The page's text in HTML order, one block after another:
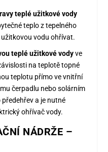
teplé užitkové vody
teplo z tepelného
vodu ohřívat.
teplé užitkové vodyve
na teplotě topné
teplotu přímo ve vnitřní
čerpadlu nebo solárním
a je nutné
ohřívač vody.
NÁDRŽE –